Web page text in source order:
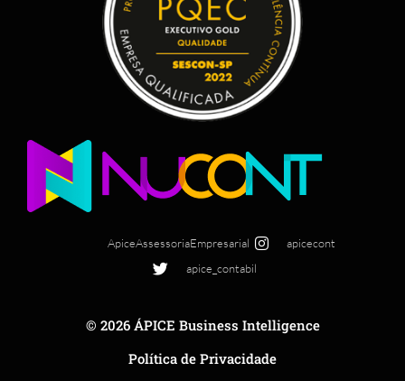
ApiceAssessoriaEmpresarial
apicecont
apice_contabil
© 2026 ÁPICE Business Intelligence
Política de Privacidade